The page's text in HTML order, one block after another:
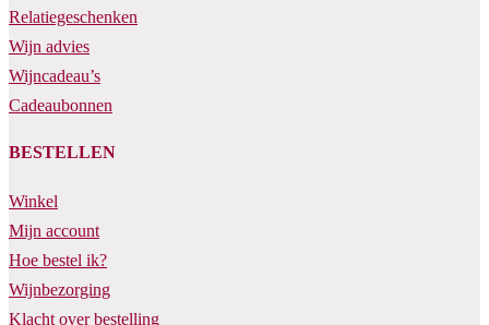
Relatiegeschenken
Wijn advies
Wijncadeau’s
Cadeaubonnen
BESTELLEN
Winkel
Mijn account
Hoe bestel ik?
Wijnbezorging
Klacht over bestelling